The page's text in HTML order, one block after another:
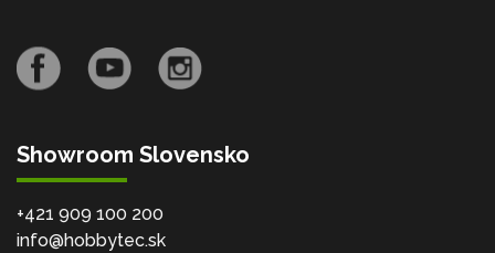
Showroom Slovensko
+421 909 100 200
info@hobbytec.sk